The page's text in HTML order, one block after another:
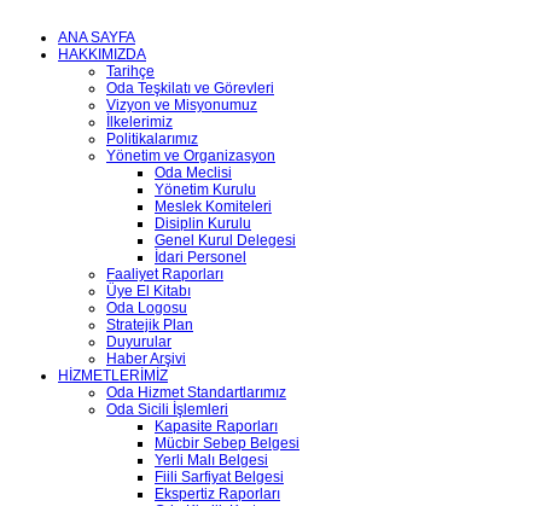
ANA SAYFA
HAKKIMIZDA
Tarihçe
Oda Teşkilatı ve Görevleri
Vizyon ve Misyonumuz
İlkelerimiz
Politikalarımız
Yönetim ve Organizasyon
Oda Meclisi
Yönetim Kurulu
Meslek Komiteleri
Disiplin Kurulu
Genel Kurul Delegesi
İdari Personel
Faaliyet Raporları
Üye El Kitabı
Oda Logosu
Stratejik Plan
Duyurular
Haber Arşivi
HİZMETLERİMİZ
Oda Hizmet Standartlarımız
Oda Sicili İşlemleri
Kapasite Raporları
Mücbir Sebep Belgesi
Yerli Malı Belgesi
Fiili Sarfiyat Belgesi
Ekspertiz Raporları